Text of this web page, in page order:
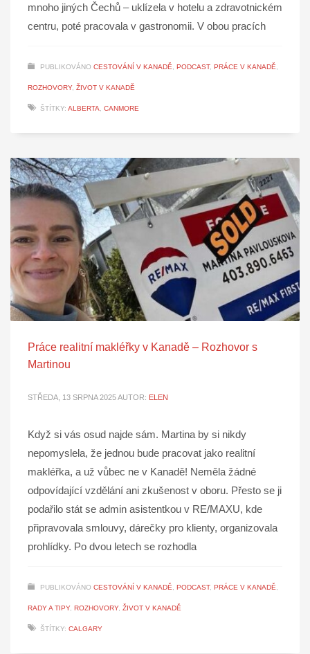
mnoho jiných Čechů – uklízela v hotelu a zdravotnickém
centru, poté pracovala v gastronomii. V obou pracích
PUBLIKOVÁNO CESTOVÁNÍ V KANADĚ, PODCAST, PRÁCE V KANADĚ,
ROZHOVORY, ŽIVOT V KANADĚ
ŠTÍTKY: ALBERTA, CANMORE
Práce realitní makléřky v Kanadě – Rozhovor s
Martinou
STŘEDA, 13 SRPNA 2025AUTOR: ELEN
Když si vás osud najde sám. Martina by si nikdy
nepomyslela, že jednou bude pracovat jako realitní
makléřka, a už vůbec ne v Kanadě! Neměla žádné
odpovídající vzdělání ani zkušenost v oboru. Přesto se ji
podařilo stát se admin asistentkou v RE/MAXU, kde
připravovala smlouvy, dárečky pro klienty, organizovala
prohlídky. Po dvou letech se rozhodla
PUBLIKOVÁNO CESTOVÁNÍ V KANADĚ, PODCAST, PRÁCE V KANADĚ,
RADY A TIPY, ROZHOVORY, ŽIVOT V KANADĚ
ŠTÍTKY: CALGARY